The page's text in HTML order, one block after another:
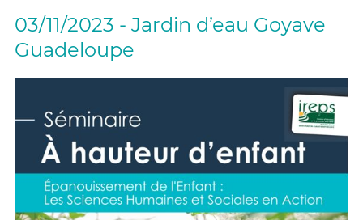
03/11/2023 - Jardin d’eau Goyave
Guadeloupe